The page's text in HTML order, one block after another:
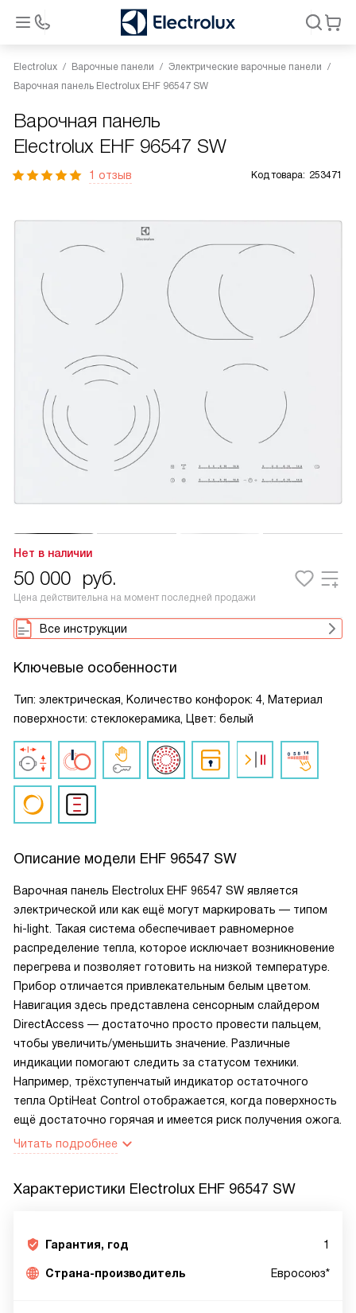
Electrolux Варочные панели
Электрические варочные панели
Варочная панель Electrolux EHF 96547 SW
Варочная панель
Electrolux EHF 96547 SW
1 отзыв Код товара: 253471
Нет в наличии
50 000 руб.
Цена действительна на момент последней продажи
Все инструкции
Ключевые особенности
Тип: электрическая, Количество конфорок: 4, Материал
поверхности: стеклокерамика, Цвет: белый
Описание модели EHF 96547 SW
Варочная панель Electrolux EHF 96547 SW является
электрической или как ещё могут маркировать — типом
hi-light. Такая система обеспечивает равномерное
распределение тепла, которое исключает возникновение
перегрева и позволяет готовить на низкой температуре.
Прибор отличается привлекательным белым цветом.
Навигация здесь представлена сенсорным слайдером
DirectAccess — достаточно просто провести пальцем,
чтобы увеличить/уменьшить значение. Различные
индикации помогают следить за статусом техники.
Например, трёхступенчатый индикатор остаточного
тепла OptiHeat Control отображается, когда поверхность
ещё достаточно горячая и имеется риск получения ожога.
Читать подробнее
Характеристики Electrolux EHF 96547 SW
Гарантия, год 1
Страна-производитель Евросоюз*